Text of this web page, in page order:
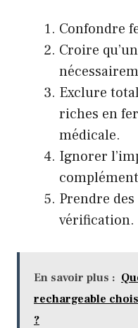
Confondre
Croire
Exclure
riches en
médicale.
Ignorer
Prendre
vérification.
En savoir plus :
rechargeable
?